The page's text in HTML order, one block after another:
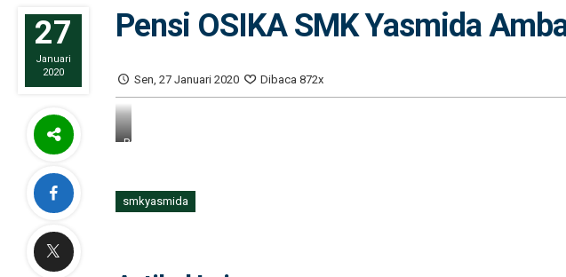
27
Januari
2020
Pensi OSIKA SMK Yasmida
Sen, 27 Januari 2020 Dibaca 872x
Pensi
Yasmida
Ambarawa
smkyasmida